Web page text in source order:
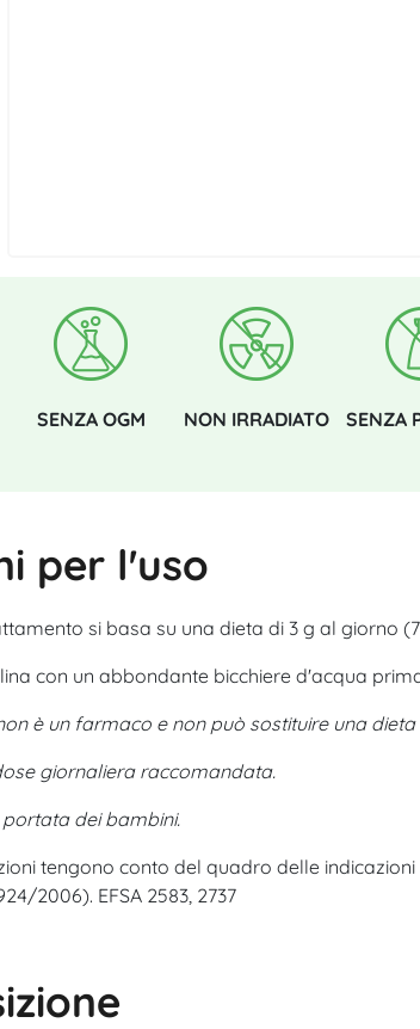
SENZA OGM NON IRRADIATO SENZA
per l'uso
si basa su una dieta di 3 g al giorno
con un abbondante bicchiere d'acqua
è un farmaco e non può sostituire una
giornaliera raccomandata.
dei bambini.
tengono conto del quadro delle
2006). EFSA 2583, 2737